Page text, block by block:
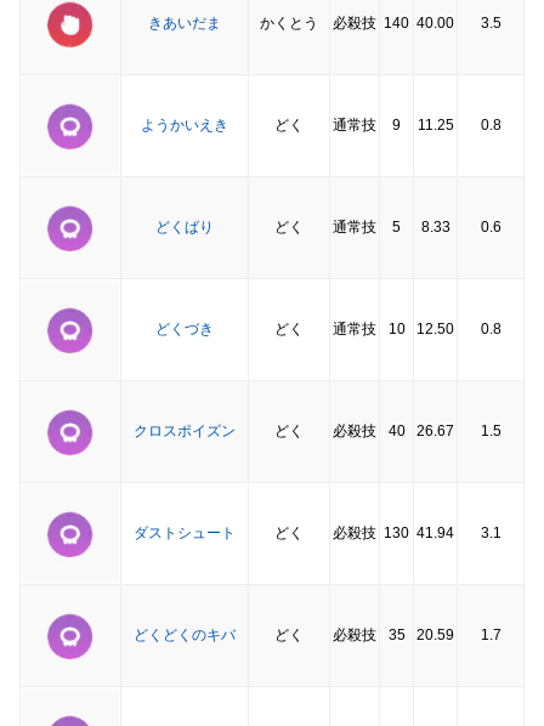
きあいだま かくとう 必殺技 140 40.00 3.5
ようかいえき どく 通常技 9 11.25 0.8
どくばり どく 通常技 5 8.33 0.6
どくづき どく 通常技 10 12.50 0.8
クロスポイズン どく 必殺技 40 26.67 1.5
ダストシュート どく 必殺技 130 41.94 3.1
どくどくのキバ どく 必殺技 35 20.59 1.7